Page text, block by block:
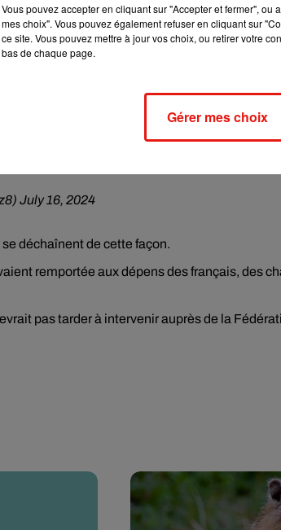
réseaux sociaux (cf post ci-dessous), le
July 16, 2024
se déchaînent de cette façon.
remportée aux dépens des français, des
pas tarder à intervenir auprès de la
Vous pouvez accepter en cliquant sur "Accepter et fermer",
mes choix". Vous pouvez également refuser en cliquant sur
ce site. Vous pouvez mettre à jour vos choix, ou retirer votre
bas de chaque page.
Gérer mes choix